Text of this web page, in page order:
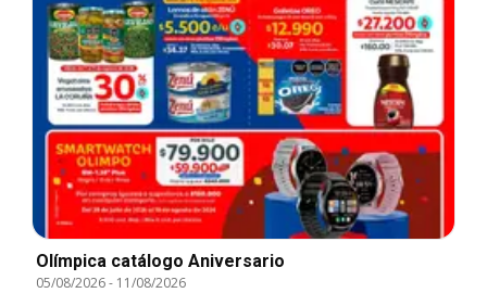
Olímpica catálogo Aniversario
05/08/2026- 11/08/2026